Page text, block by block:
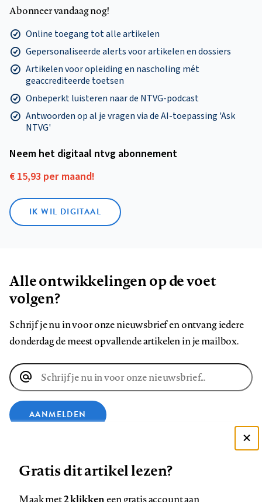
Abonneer vandaag nog!
Online toegang tot alle artikelen
Gepersonaliseerde alerts voor artikelen en dossiers
Artikelen voor opleiding en nascholing mét
geaccrediteerde toetsen
Onbeperkt luisteren naar de NTVG-podcast
Antwoorden op al je vragen via de AI-toepassing 'Ask
NTVG'
Neem het digitaal ntvg abonnement
€ 15,93 per maand!
IK WIL DIGITAAL
Alle ontwikkelingen op de voet
volgen?
Schrijf je nu in voor onze nieuwsbrief en ontvang iedere
donderdag de meest opvallende artikelen in je mailbox.
E-
mailadres
AANMELDEN
Zie onze cookie policy
Gratis dit artikel lezen?
Maak met2 klikkeneen gratis account aan